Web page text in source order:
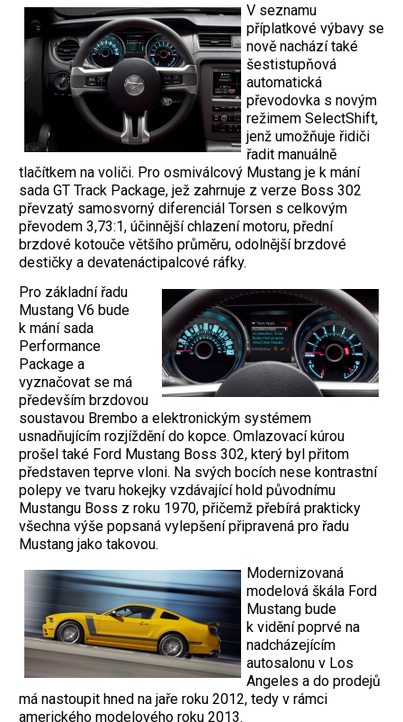
V seznamu
příplatkové výbavy se
nově nachází také
šestistupňová
automatická
převodovka s novým
režimem SelectShift,
jenž umožňuje řidiči
řadit manuálně
tlačítkem na voliči. Pro osmiválcový Mustang je k mání
sada GT Track Package, jež zahrnuje z verze Boss 302
převzatý samosvorný diferenciál Torsen s celkovým
převodem 3,73:1, účinnější chlazení motoru, přední
brzdové kotouče většího průměru, odolnější brzdové
destičky a devatenáctipalcové ráfky.
Pro základní řadu
Mustang V6 bude
k mání sada
Performance
Package a
vyznačovat se má
především brzdovou
soustavou Brembo a elektronickým systémem
usnadňujícím rozjíždění do kopce. Omlazovací kúrou
prošel také Ford Mustang Boss 302, který byl přitom
představen teprve vloni. Na svých bocích nese kontrastní
polepy ve tvaru hokejky vzdávající hold původnímu
Mustangu Boss z roku 1970, přičemž přebírá prakticky
všechna výše popsaná vylepšení připravená pro řadu
Mustang jako takovou.
Modernizovaná
modelová škála Ford
Mustang bude
k vidění poprvé na
nadcházejícím
autosalonu v Los
Angeles a do prodejů
má nastoupit hned na jaře roku 2012, tedy v rámci
amerického modelového roku 2013.